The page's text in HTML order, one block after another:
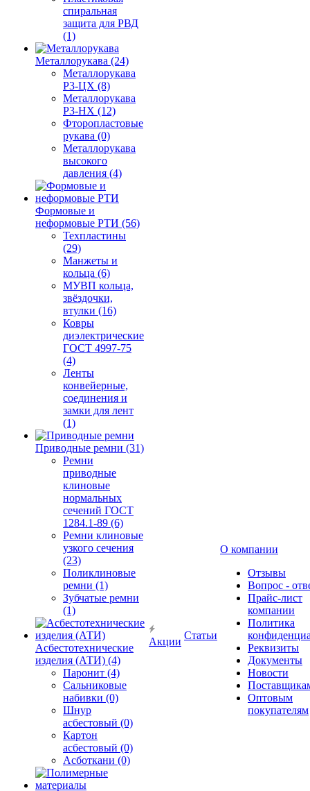
спиральная
защита для РВД
(1)
Металлорукава (24)
Металлорукава
Р3-ЦХ (8)
Металлорукава
Р3-НХ (12)
Фторопластовые
рукава (0)
Металлорукава
высокого
давления (4)
Формовые и
неформовые РТИ (56)
Техпластины
(29)
Манжеты и
кольца (6)
МУВП кольца,
звёздочки,
втулки (16)
Ковры
диэлектрические
ГОСТ 4997-75
(4)
Ленты
конвейерные,
соединения и
замки для лент
(1)
Приводные ремни (31)
Ремни
приводные
клиновые
нормальных
сечений ГОСТ
1284.1-89 (6)
Ремни клиновые
узкого сечения
(23)
Поликлиновые
ремни (1)
Зубчатые ремни
(1)
Асбестотехнические
изделия (АТИ) (4)
Паронит (4)
Сальниковые
набивки (0)
Шнур
асбестовый (0)
Картон
асбестовый (0)
Асботкани (0)
Акции
Статьи
О компании
Отзывы
Вопрос -
Прайс-лист
компании
Политика
Реквизиты
Документы
Новости
Оптовым
покупателям